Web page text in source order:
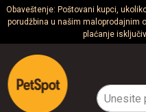
Obaveštenje: Poštovani kupci,
porudžbina u našim maloprodajnim
plaćanje
Psi
Mačke
Glodari